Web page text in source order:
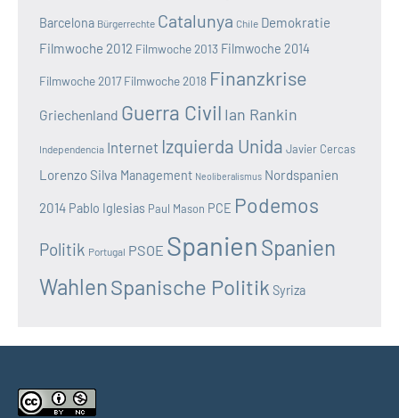
Barcelona Bürgerrechte Catalunya Chile Demokratie
Filmwoche 2012 Filmwoche 2013 Filmwoche 2014
Filmwoche 2017 Filmwoche 2018 Finanzkrise
Griechenland Guerra Civil Ian Rankin
Independencia Internet Izquierda Unida Javier Cercas
Lorenzo Silva Management Neoliberalismus Nordspanien
2014 Pablo Iglesias Paul Mason PCE Podemos
Politik Portugal PSOE Spanien Spanien
WahlenSpanische Politik Syriza